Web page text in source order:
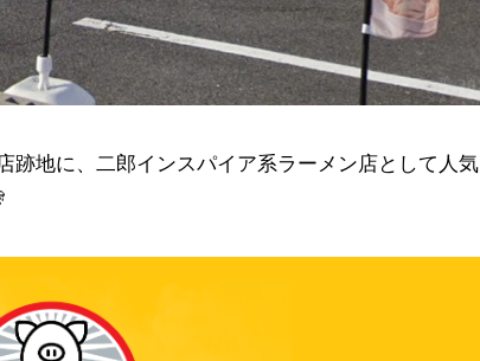
跡地に、二郎インスパイア系ラーメン店として人気